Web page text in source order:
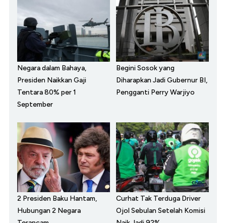
Negara dalam Bahaya,
Presiden Naikkan Gaji
Tentara 80% per 1
September
Begini Sosok yang
Diharapkan Jadi Gubernur BI,
Pengganti Perry Warjiyo
2 Presiden Baku Hantam,
Hubungan 2 Negara
Curhat Tak Terduga Driver
Ojol Sebulan Setelah Komisi